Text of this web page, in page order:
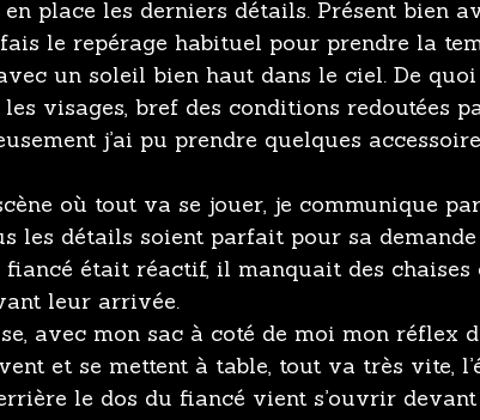
place les derniers détails. Présent bien
le repérage habituel pour prendre la
un soleil bien haut dans le ciel. De
visages, bref des conditions redoutées
j’ai pu prendre quelques
où tout va se jouer, je communique
les détails soient parfait pour sa
fiancé était réactif, il manquait des chaises
leur arrivée.
avec mon sac à coté de moi mon réflex
et se mettent à table, tout va très vite,
le dos du fiancé vient s’ouvrir